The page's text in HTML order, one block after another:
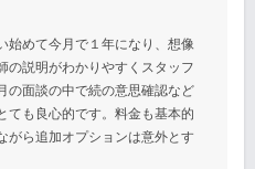
始めて今月で１年になり、想像
の説明がわかりやすくスタッフ
の面談の中で続の意思確認など
ても良心的です。料金も基本的
がら追加オプションは意外とす